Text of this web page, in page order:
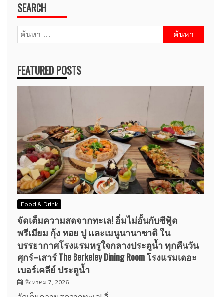
SEARCH
ค้นหา
สำหรับ:
FEATURED POSTS
Food & Drink
จัดเต็มความสดจากทะเล! อิ่มไม่อั้นกับซีฟู้ด
พรีเมียม กุ้ง หอย ปู และเมนูนานาชาติ ใน
บรรยากาศโรงแรมหรูใจกลางประตูน้ำ ทุกคืนวัน
ศุกร์–เสาร์ The Berkeley Dining Room โรงแรมเดอะ
เบอร์เคลีย์ ประตูน้ำ
สิงหาคม 7, 2026